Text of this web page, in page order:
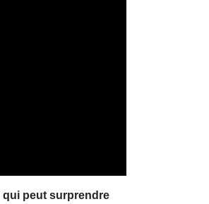
peut surprendre